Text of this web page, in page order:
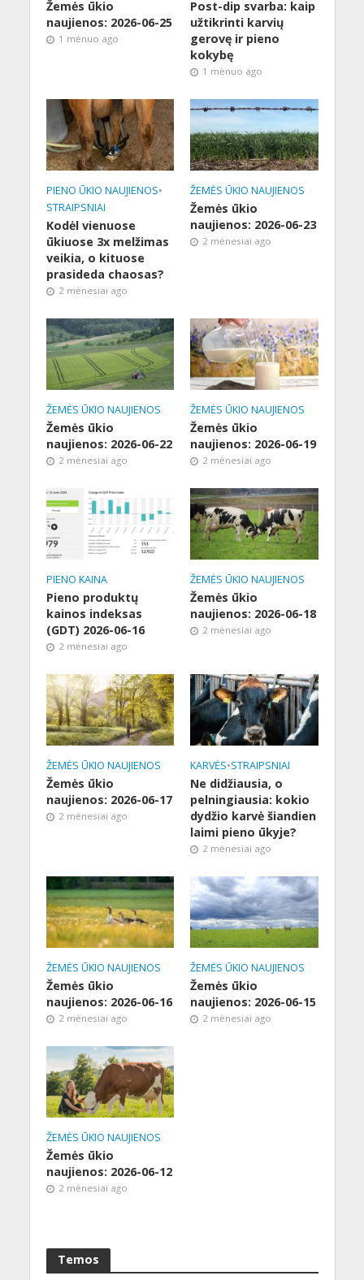
Žemės ūkio
naujienos: 2026-06-25
1 mėnuo ago
Post-dip svarba: kaip
užtikrinti karvių
gerovę ir pieno
kokybę
1 mėnuo ago
PIENO ŪKIO NAUJIENOS•
STRAIPSNIAI
Kodėl vienuose
ūkiuose 3x melžimas
veikia, o kituose
prasideda chaosas?
2 mėnesiai ago
ŽEMĖS ŪKIO NAUJIENOS
Žemės ūkio
naujienos: 2026-06-23
2 mėnesiai ago
ŽEMĖS ŪKIO NAUJIENOS
Žemės ūkio
naujienos: 2026-06-22
2 mėnesiai ago
ŽEMĖS ŪKIO NAUJIENOS
Žemės ūkio
naujienos: 2026-06-19
2 mėnesiai ago
PIENO KAINA
Pieno produktų
kainos indeksas
(GDT) 2026-06-16
2 mėnesiai ago
ŽEMĖS ŪKIO NAUJIENOS
Žemės ūkio
naujienos: 2026-06-18
2 mėnesiai ago
ŽEMĖS ŪKIO NAUJIENOS
Žemės ūkio
naujienos: 2026-06-17
2 mėnesiai ago
KARVĖS•STRAIPSNIAI
Ne didžiausia, o
pelningiausia: kokio
dydžio karvė šiandien
laimi pieno ūkyje?
2 mėnesiai ago
ŽEMĖS ŪKIO NAUJIENOS
Žemės ūkio
naujienos: 2026-06-16
2 mėnesiai ago
ŽEMĖS ŪKIO NAUJIENOS
Žemės ūkio
naujienos: 2026-06-15
2 mėnesiai ago
ŽEMĖS ŪKIO NAUJIENOS
Žemės ūkio
naujienos: 2026-06-12
2 mėnesiai ago
Temos